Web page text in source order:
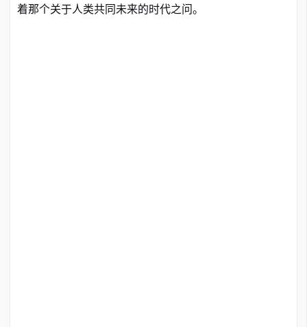
着那个关于人类共同未来的时代之问。